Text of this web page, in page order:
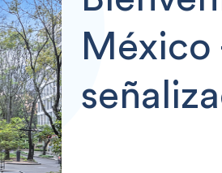
México